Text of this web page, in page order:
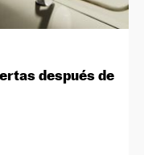
después de